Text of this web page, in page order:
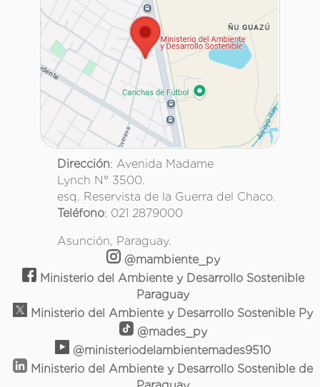
Dirección: Avenida Madame
Lynch N° 3500.
esq. Reservista de la Guerra del Chaco.
Teléfono: 021 2879000
Asunción, Paraguay.
@mambiente_py
Ministerio del Ambiente y Desarrollo Sostenible
Paraguay
Ministerio del Ambiente y Desarrollo Sostenible Py
@mades_py
@ministeriodelambientemades9510
Ministerio del Ambiente y Desarrollo Sostenible de